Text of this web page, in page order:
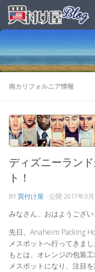
南カリフォルニア情報
ディズニーラン
ト！
BY 買付け屋 · 公開 2017年3
みなさん、おはようござ
先日、Anaheim Packing
メスポットへ行ってきまし
もとは、オレンジの包装
メスポットになり、注目